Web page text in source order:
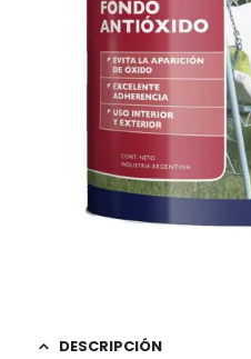
DESCRIPCIÓN